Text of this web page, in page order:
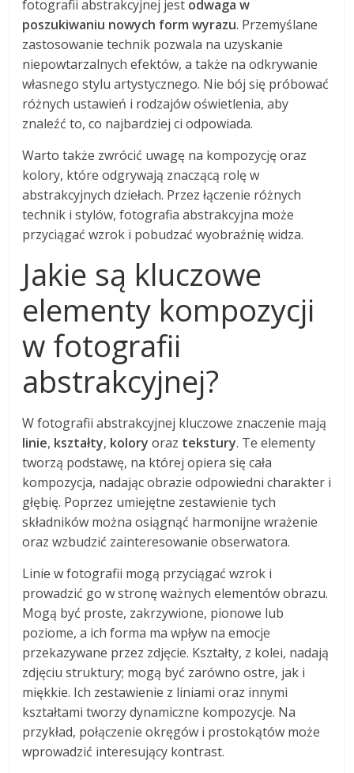
fotografii abstrakcyjnej jest odwaga w
poszukiwaniu nowych form wyrazu. Przemyślane
zastosowanie technik pozwala na uzyskanie
niepowtarzalnych efektów, a także na odkrywanie
własnego stylu artystycznego. Nie bój się próbować
różnych ustawień i rodzajów oświetlenia, aby
znaleźć to, co najbardziej ci odpowiada.
Warto także zwrócić uwagę na kompozycję oraz
kolory, które odgrywają znaczącą rolę w
abstrakcyjnych dziełach. Przez łączenie różnych
technik i stylów, fotografia abstrakcyjna może
przyciągać wzrok i pobudzać wyobraźnię widza.
Jakie są kluczowe
elementy kompozycji
w fotografii
abstrakcyjnej?
W fotografii abstrakcyjnej kluczowe znaczenie mają
linie, kształty, kolory oraz tekstury. Te elementy
tworzą podstawę, na której opiera się cała
kompozycja, nadając obrazie odpowiedni charakter i
głębię. Poprzez umiejętne zestawienie tych
składników można osiągnąć harmonijne wrażenie
oraz wzbudzić zainteresowanie obserwatora.
Linie w fotografii mogą przyciągać wzrok i
prowadzić go w stronę ważnych elementów obrazu.
Mogą być proste, zakrzywione, pionowe lub
poziome, a ich forma ma wpływ na emocje
przekazywane przez zdjęcie. Kształty, z kolei, nadają
zdjęciu struktury; mogą być zarówno ostre, jak i
miękkie. Ich zestawienie z liniami oraz innymi
kształtami tworzy dynamiczne kompozycje. Na
przykład, połączenie okręgów i prostokątów może
wprowadzić interesujący kontrast.